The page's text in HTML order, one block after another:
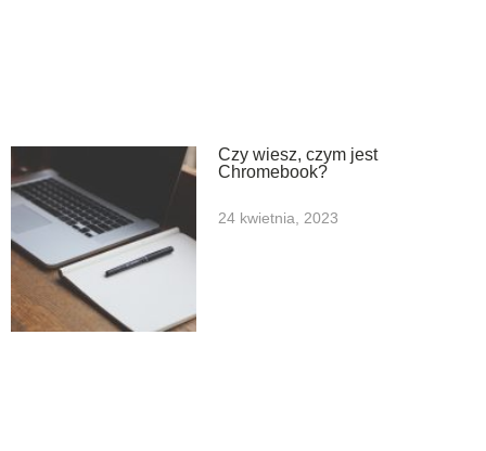
Czy wiesz, czym jest
Chromebook?
24 kwietnia, 2023